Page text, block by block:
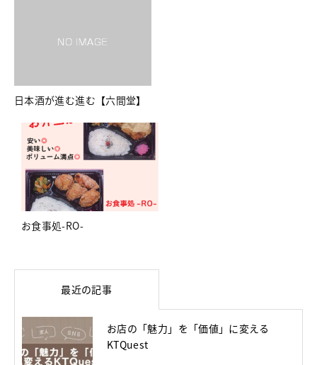
日本酒が進む進む【六間堂】
お食事処-RO-
最近の記事
お店の「魅力」を「価値」に変える
KTQuest